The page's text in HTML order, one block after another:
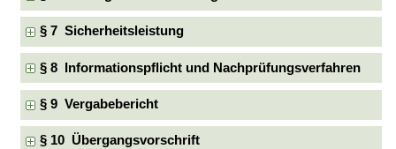
§ 7 Sicherheitsleistung
§ 8 Informationspflicht und Nachprüfungsverfahren
§ 9 Vergabebericht
§ 10 Übergangsvorschrift